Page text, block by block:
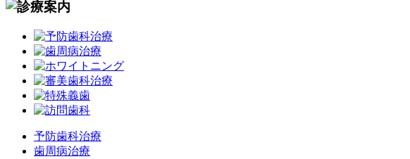
予防歯科治療
歯周病治療